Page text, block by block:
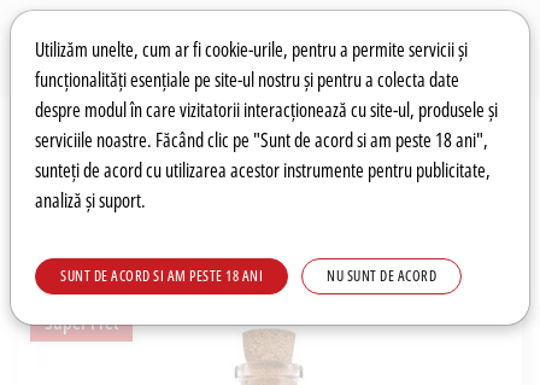
Preferințe pentru cookie-uri
Utilizăm unelte, cum ar fi cookie-urile, pentru a permite servicii și
funcționalități esențiale pe site-ul nostru și pentru a colecta date
despre modul în care vizitatorii interacționează cu site-ul, produsele și
serviciile noastre. Făcând clic pe "Sunt de acord si am peste 18 ani",
sunteți de acord cu utilizarea acestor instrumente pentru publicitate,
analiză și suport.
SUNT DE ACORD SI AM PESTE 18 ANI NU SUNT DE ACORD
Wishlist Autentificare
Super Pret